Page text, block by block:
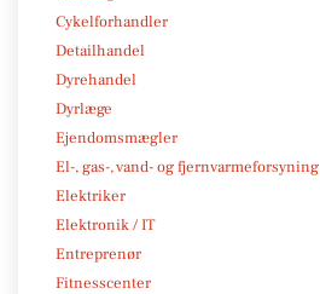
Cykelforhandler
Detailhandel
Dyrehandel
Dyrlæge
Ejendomsmægler
El-, gas-, vand- og fjernvarmeforsyning
Elektriker
Elektronik / IT
Entreprenør
Fitnesscenter